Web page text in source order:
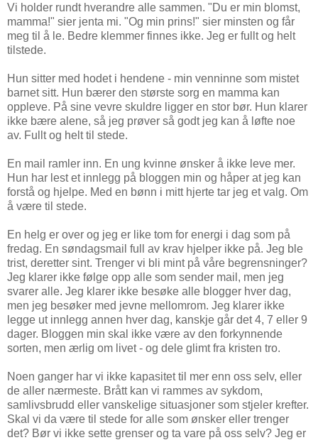
Vi holder rundt hverandre alle sammen. "Du er min blomst,
mamma!" sier jenta mi. "Og min prins!" sier minsten og får
meg til å le. Bedre klemmer finnes ikke. Jeg er fullt og helt
tilstede.
Hun sitter med hodet i hendene - min venninne som mistet
barnet sitt. Hun bærer den største sorg en mamma kan
oppleve. På sine vevre skuldre ligger en stor bør. Hun klarer
ikke bære alene, så jeg prøver så godt jeg kan å løfte noe
av. Fullt og helt til stede.
En mail ramler inn. En ung kvinne ønsker å ikke leve mer.
Hun har lest et innlegg på bloggen min og håper at jeg kan
forstå og hjelpe. Med en bønn i mitt hjerte tar jeg et valg. Om
å være til stede.
En helg er over og jeg er like tom for energi i dag som på
fredag. En søndagsmail full av krav hjelper ikke på. Jeg ble
trist, deretter sint. Trenger vi bli mint på våre begrensninger?
Jeg klarer ikke følge opp alle som sender mail, men jeg
svarer alle. Jeg klarer ikke besøke alle blogger hver dag,
men jeg besøker med jevne mellomrom. Jeg klarer ikke
legge ut innlegg annen hver dag, kanskje går det 4, 7 eller 9
dager. Bloggen min skal ikke være av den forkynnende
sorten, men ærlig om livet - og dele glimt fra kristen tro.
Noen ganger har vi ikke kapasitet til mer enn oss selv, eller
de aller nærmeste. Brått kan vi rammes av sykdom,
samlivsbrudd eller vanskelige situasjoner som stjeler krefter.
Skal vi da være til stede for alle som ønsker eller trenger
det? Bør vi ikke sette grenser og ta vare på oss selv? Jeg er